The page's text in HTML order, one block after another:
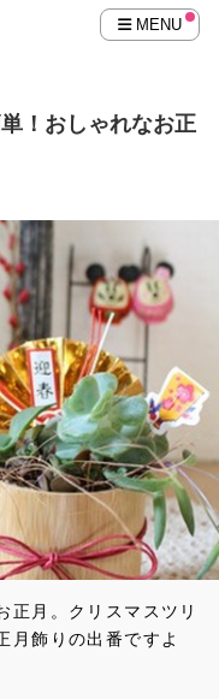
MENU
！おしゃれなお正
正月。クリスマスツリ
月飾りの出番ですよ